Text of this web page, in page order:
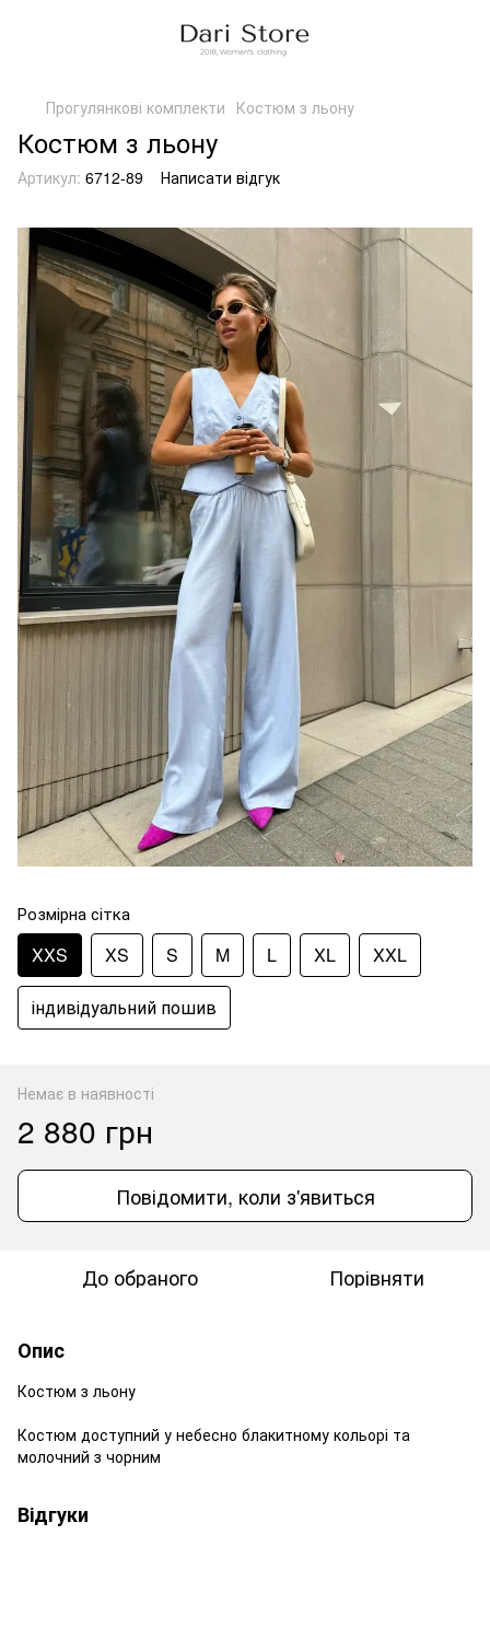
Прогулянкові комплекти Костюм з льону
Костюм з льону
Артикул: 6712-89 Написати відгук
Розмірна сітка
XXS XS S M L XL XXL
індивідуальний пошив
Немає в наявності
2 880 грн
Повідомити, коли з'явиться
До обраного Порівняти
Опис
Костюм з льону
Костюм доступний у небесно блакитному кольорі та
молочний з чорним
Відгуки